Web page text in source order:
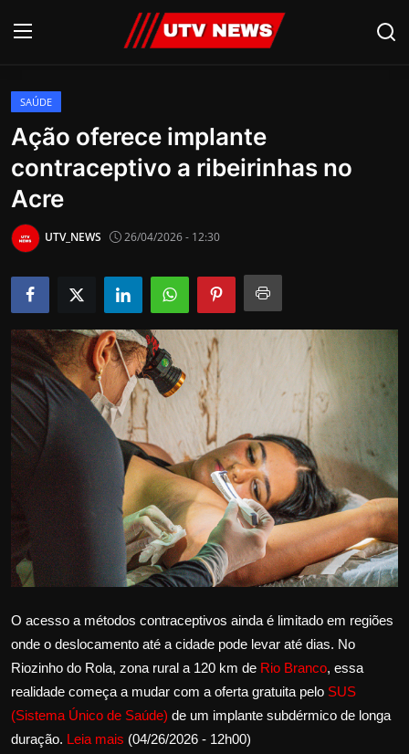
AO VIVO
PIRACICABA
CAMPINAS
LIMEIRA
ESPIRITO SANTO
Economia
Cultura
Internacional
APOIE
Educação
Justiça
Saúde
Esportes
Fama e TV
SAÚDE
Ação oferece implante
contraceptivo a ribeirinhas no
Acre
UTV_NEWS 26/04/2026 - 12:30
O acesso a métodos contraceptivos ainda é limitado em regiões
onde o deslocamento até a cidade pode levar até dias. No
Riozinho do Rola, zona rural a 120 km de Rio Branco, essa
realidade começa a mudar com a oferta gratuita pelo SUS
(Sistema Único de Saúde) de um implante subdérmico de longa
duração. Leia mais (04/26/2026 - 12h00)